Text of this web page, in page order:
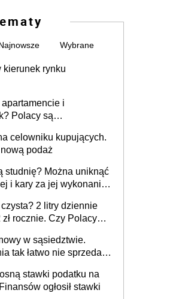
Wybrane
kierunek rynku
i
Polacy są
celowniku kupujących.
podaż
studnię? Można uniknąć
i kary za jej wykonanie,
2 litry dziennie
rocznie. Czy Polacy
w sąsiedztwie.
tak łatwo nie sprzedaż
stawki podatku na
ogłosił stawki